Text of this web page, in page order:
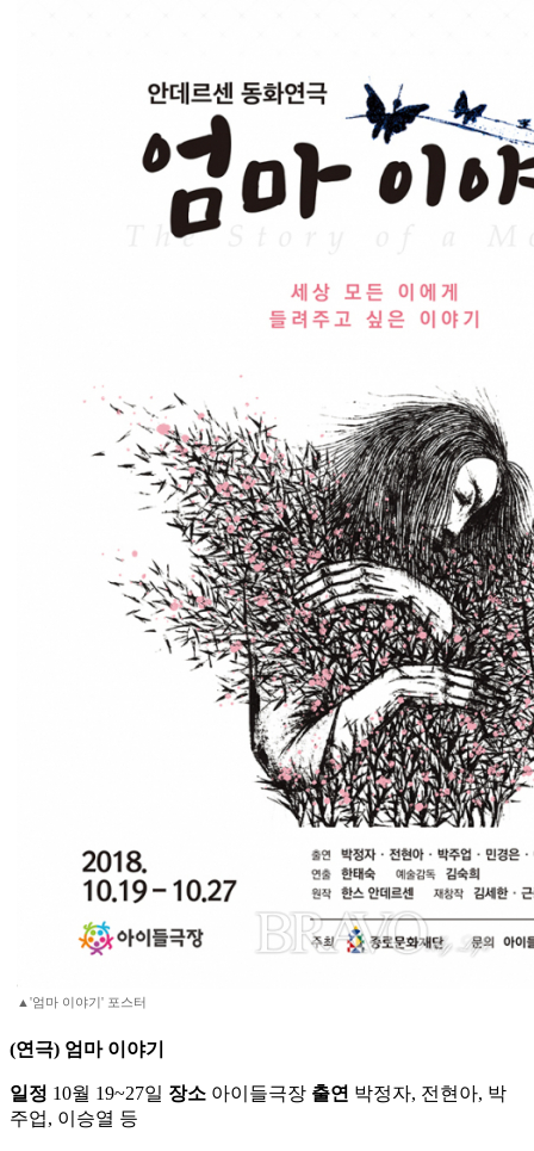
▲'엄마 이야기' 포스터
(연극) 엄마 이야기
일정 10월 19~27일 장소 아이들극장 출연 박정자, 전현아, 박
주업, 이승열 등